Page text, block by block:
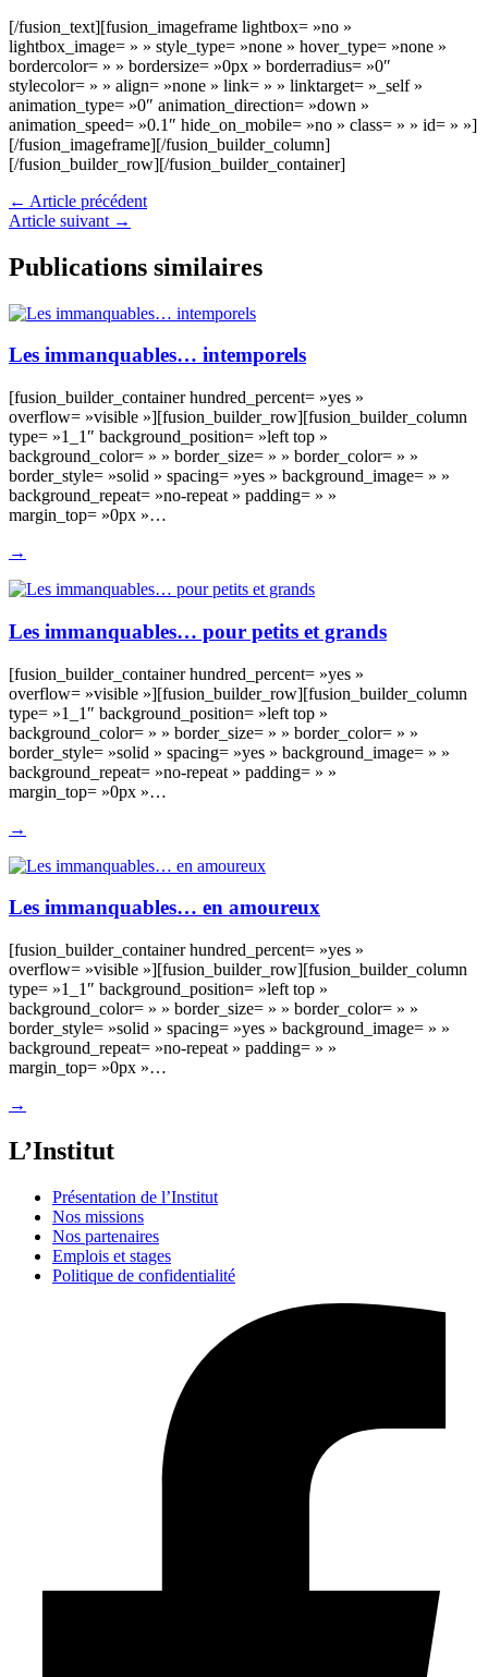
[/fusion_text][fusion_imageframe lightbox= »no »
lightbox_image= » » style_type= »none » hover_type= »none »
bordercolor= » » bordersize= »0px » borderradius= »0″
stylecolor= » » align= »none » link= » » linktarget= »_self »
animation_type= »0″ animation_direction= »down »
animation_speed= »0.1″ hide_on_mobile= »no » class= » » id= » »]
[/fusion_imageframe][/fusion_builder_column]
[/fusion_builder_row][/fusion_builder_container]
← Article précédent
Article suivant →
Publications similaires
Les immanquables… intemporels
[fusion_builder_container hundred_percent= »yes »
overflow= »visible »][fusion_builder_row][fusion_builder_column
type= »1_1″ background_position= »left top »
background_color= » » border_size= » » border_color= » »
border_style= »solid » spacing= »yes » background_image= » »
background_repeat= »no-repeat » padding= » »
margin_top= »0px »…
→
Les immanquables… pour petits et grands
[fusion_builder_container hundred_percent= »yes »
overflow= »visible »][fusion_builder_row][fusion_builder_column
type= »1_1″ background_position= »left top »
background_color= » » border_size= » » border_color= » »
border_style= »solid » spacing= »yes » background_image= » »
background_repeat= »no-repeat » padding= » »
margin_top= »0px »…
→
Les immanquables… en amoureux
[fusion_builder_container hundred_percent= »yes »
overflow= »visible »][fusion_builder_row][fusion_builder_column
type= »1_1″ background_position= »left top »
background_color= » » border_size= » » border_color= » »
border_style= »solid » spacing= »yes » background_image= » »
background_repeat= »no-repeat » padding= » »
margin_top= »0px »…
→
L’Institut
Présentation de l’Institut
Nos missions
Nos partenaires
Emplois et stages
Politique de confidentialité